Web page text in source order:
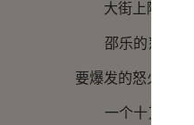
大街上随处可见
邵乐的怒气不可
要爆发的怒火，所
一个十万吨级的